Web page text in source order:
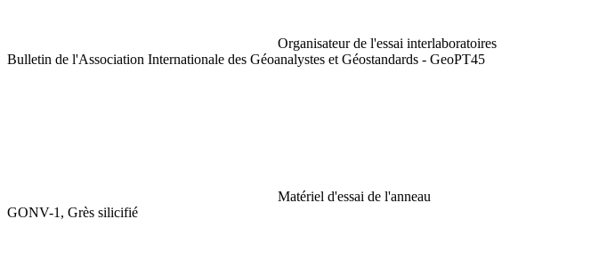
Organisateur de l'essai interlaboratoires
Bulletin de l'Association Internationale des Géoanalystes et Géostandards - GeoPT45
Matériel d'essai de l'anneau
GONV-1, Grès silicifié